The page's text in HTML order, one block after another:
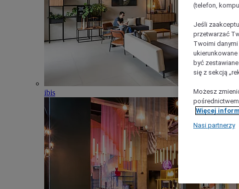
ibis
(telefon,
Jeśli
przetwarzać
Twoimi
być
się z sekcją
Możesz
Więcej
Nasi partnerzy